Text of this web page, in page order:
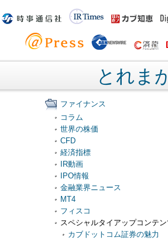
とれま
ファイナンス
コラム
世界の株価
CFD
経済指標
IR動画
IPO情報
金融業界ニュース
MT4
フィスコ
スペシャルタイアップコンテ
カブドットコム証券の魅力